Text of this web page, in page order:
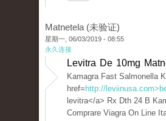
Matnetela (未验证)
星期一, 06/03/2019 - 08:55
永久连接
Levitra De 10mg
Kamagra Fast Salmonella
href= http://
levitra</a> Rx Dth 24 B
Comprare Viagra On Line